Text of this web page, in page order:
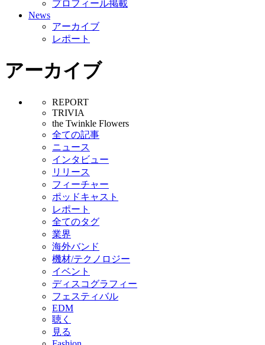
プロフィール掲載
News
アーカイブ
レポート
アーカイブ
REPORT
TRIVIA
the Twinkle Flowers
全ての記事
ニュース
インタビュー
リリース
フィーチャー
ポッドキャスト
レポート
全てのタグ
業界
海外バンド
機材/テクノロジー
イベント
ディスコグラフィー
フェスティバル
EDM
聴く
見る